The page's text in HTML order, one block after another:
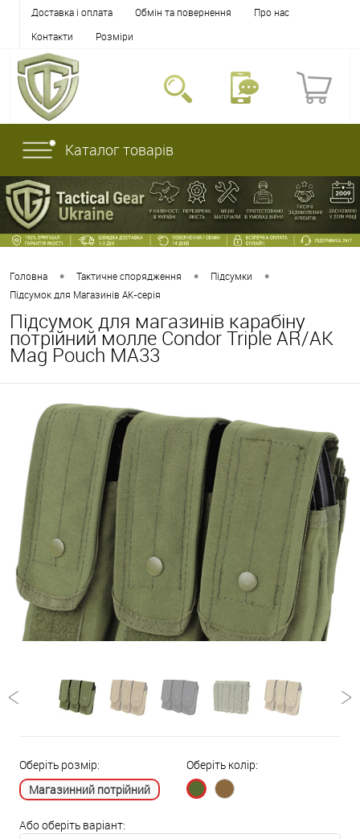
Доставка і оплата Обмін та повернення
Про нас
Контакти
Розміри
Каталог товарів
Головна • Тактичне спорядження • Підсумки •
Підсумок для Магазинів АК-серія
Підсумок для магазинів карабіну
потрійний молле Condor Triple AR/AK
Mag Pouch MA33
Оберіть розмір:
Магазинний потрійний
Оберіть колір:
Або оберіть варіант: